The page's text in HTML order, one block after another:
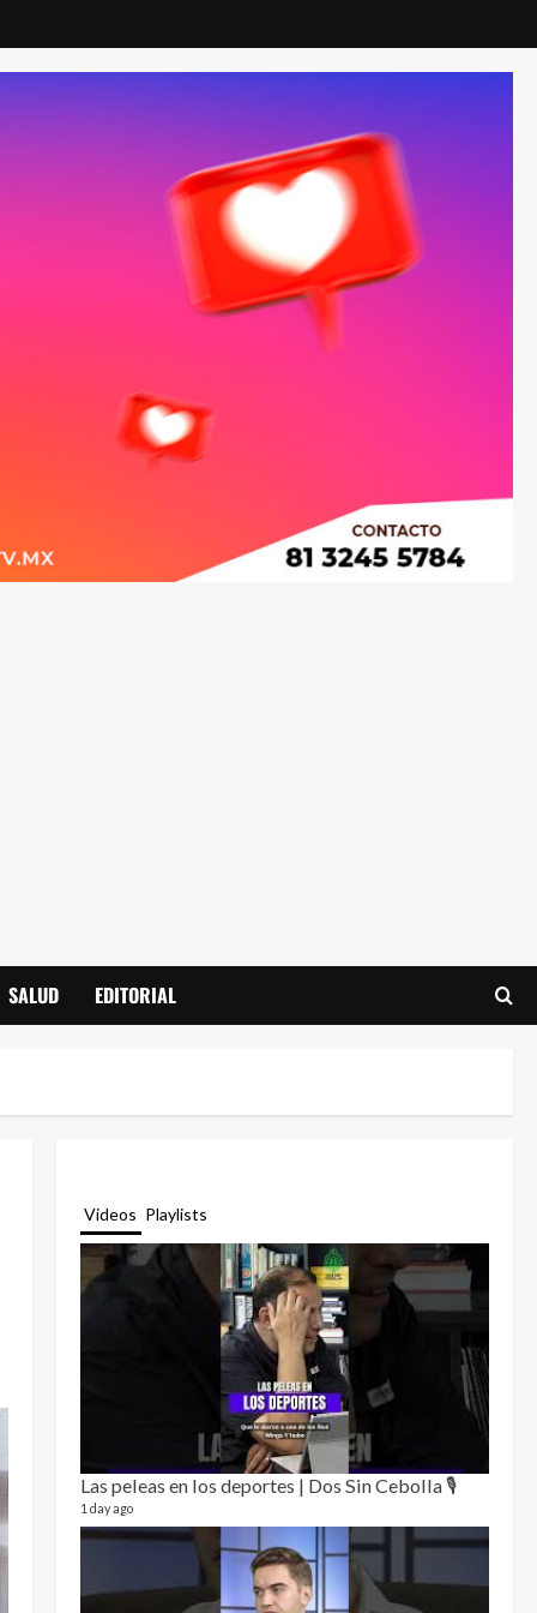
SALUD EDITORIAL
Videos Playlists
Las peleas en los deportes | Dos Sin Cebolla 🎙️
1 day ago
3